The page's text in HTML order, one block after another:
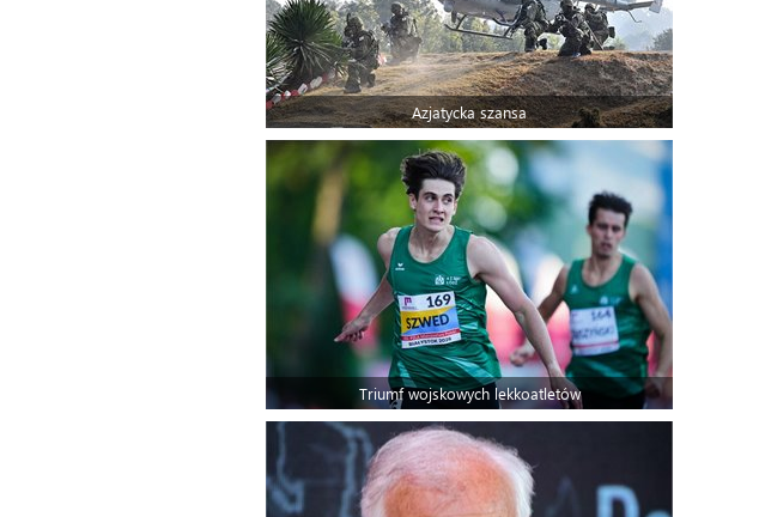
Azjatycka szansa
Triumf wojskowych lekkoatletów